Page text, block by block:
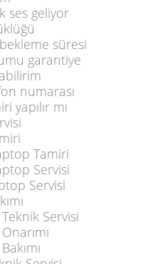
ses geliyor
süresi
garantiye
numarası
yapılır mı
Tamiri
Servisi
Servisi
Servisi